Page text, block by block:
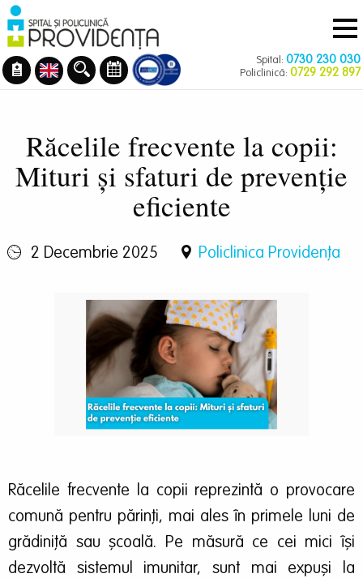
Mergi
la
conţinutul
principal
Navigare
principală
Spital: 0730 230 030
Policlinică: 0729 292 897
Răcelile frecvente la copii:
Mituri și sfaturi de prevenție
eficiente
2 Decembrie 2025 Policlinica Providenţa
Răcelile frecvente la copii reprezintă o provocare
comună pentru părinți, mai ales în primele luni de
grădiniță sau școală. Pe măsură ce cei mici își
dezvoltă sistemul imunitar, sunt mai expuși la